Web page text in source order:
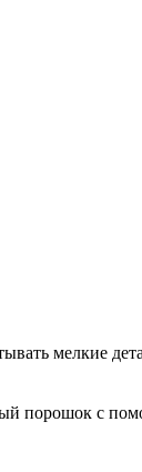
мелкие
порошок с